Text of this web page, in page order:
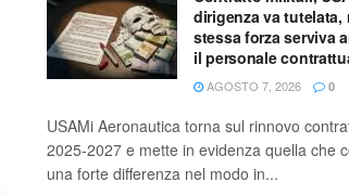
dirigenza va tutelata,
stessa forza serviva
il personale
AGOSTO 7, 2026 0
USAMi Aeronautica torna sul rinnovo
2025-2027 e mette in evidenza quella che
una forte differenza nel modo in...